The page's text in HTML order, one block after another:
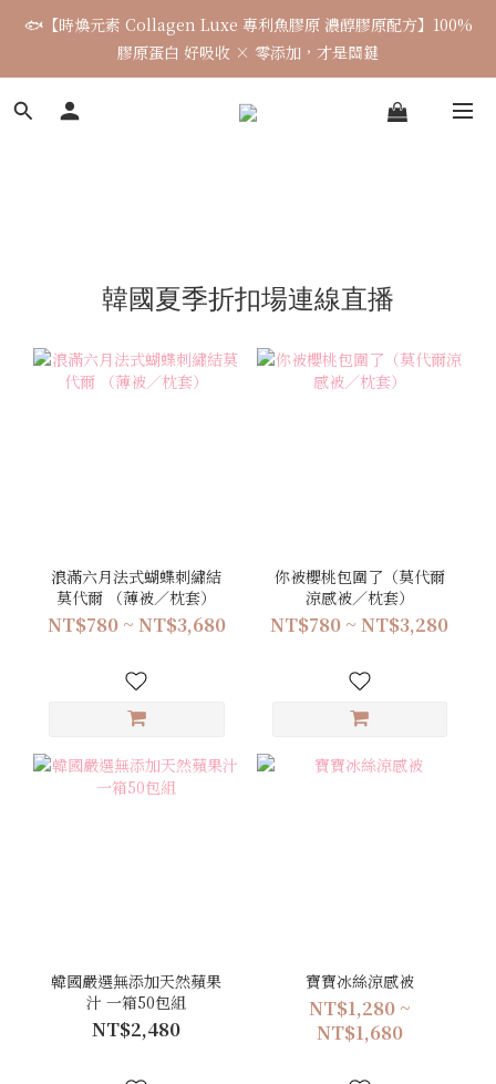
🌈七月涼感韓貨新品連線 已收單🌈 全力追加出貨中
🐟【時煥元素 Collagen Luxe 專利魚膠原 濃醇膠原配方】100%
膠原蛋白 好吸收 × 零添加，才是關鍵
7月飾品連線 ✨ 7/16-7/26
韓國夏季折扣場連線直播
浪滿六月法式蝴蝶刺繡結
莫代爾 （薄被／枕套）
NT$780 ~ NT$3,680
你被櫻桃包圍了（莫代爾
涼感被／枕套）
NT$780 ~ NT$3,280
韓國嚴選無添加天然蘋果
汁 一箱50包組
NT$2,480
寶寶冰絲涼感被
NT$1,280 ~
NT$1,680